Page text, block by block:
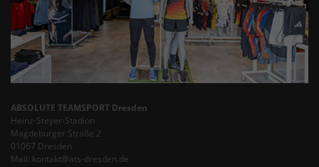
ABSOLUTE TEAMSPORT Dresden
Heinz-Steyer-Stadion
Magdeburger Straße 2
01067 Dresden
Mail: kontakt@ats-dresden.de